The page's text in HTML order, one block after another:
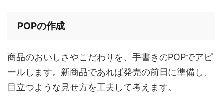
POPの作成
商品のおいしさやこだわりを、手書きのPOPでアピ
ールします。新商品であれば発売の前日に準備し、
目立つような見せ方を工夫して考えます。